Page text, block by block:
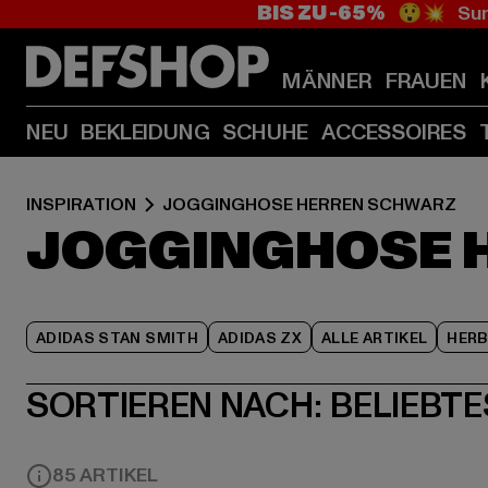
BIS ZU -65% 😲💥
MÄNNER FRAUEN
NEU BEKLEIDUNG SCHUHE ACCESSOIRES
INSPIRATION JOGGINGHOSE HERREN SCHWARZ
JOGGINGHOSE
ADIDAS STAN SMITH ADIDAS ZX ALLE ARTIKEL
SORTIEREN NACH:
85 ARTIKEL